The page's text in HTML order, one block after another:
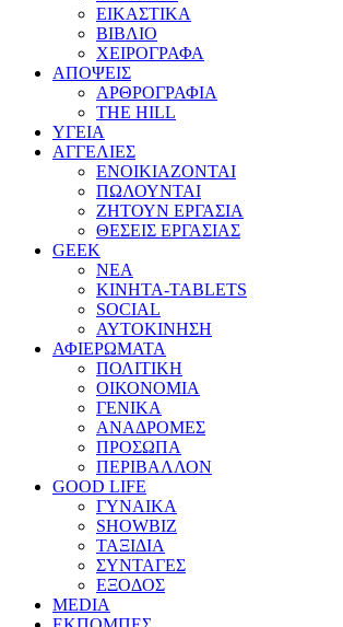
ΕΙΚΑΣΤΙΚΑ
ΒΙΒΛΙΟ
ΧΕΙΡΟΓΡΑΦΑ
ΑΠΟΨΕΙΣ
ΑΡΘΡΟΓΡΑΦΙΑ
THE HILL
ΥΓΕΙΑ
ΑΓΓΕΛΙΕΣ
ΕΝΟΙΚΙΑΖΟΝΤΑΙ
ΠΩΛΟΥΝΤΑΙ
ΖΗΤΟΥΝ ΕΡΓΑΣΙΑ
ΘΕΣΕΙΣ ΕΡΓΑΣΙΑΣ
GEEK
ΝΕΑ
ΚΙΝΗΤΑ-TABLETS
SOCIAL
ΑΥΤΟΚΙΝΗΣΗ
ΑΦΙΕΡΩΜΑΤΑ
ΠΟΛΙΤΙΚΗ
ΟΙΚΟΝΟΜΙΑ
ΓΕΝΙΚΑ
ΑΝΑΔΡΟΜΕΣ
ΠΡΟΣΩΠΑ
ΠΕΡΙΒΑΛΛΟΝ
GOOD LIFE
ΓΥΝΑΙΚΑ
SHOWBIZ
ΤΑΞΙΔΙΑ
ΣΥΝΤΑΓΕΣ
ΕΞΟΔΟΣ
MEDIA